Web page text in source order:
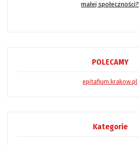
małej społeczności?
POLECAMY
epitafium.krakow.pl
Kategorie